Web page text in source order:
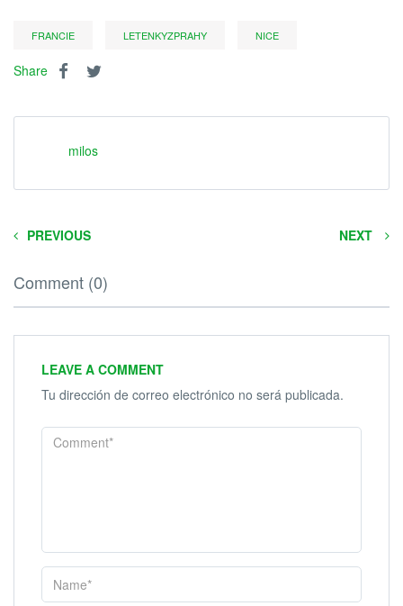
FRANCIE LETENKYZPRAHY NICE
Share
milos
PREVIOUS NEXT
Comment (0)
LEAVE A COMMENT
Tu dirección de correo electrónico no será publicada.